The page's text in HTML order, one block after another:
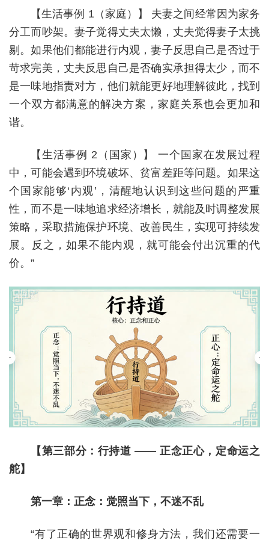
【生活事例 1（家庭）】 夫妻之间经常因为家务
分工而吵架。妻子觉得丈夫太懒，丈夫觉得妻子太挑
剔。如果他们都能进行内观，妻子反思自己是否过于
苛求完美，丈夫反思自己是否确实承担得太少，而不
是一味地指责对方，他们就能更好地理解彼此，找到
一个双方都满意的解决方案，家庭关系也会更加和
谐。
【生活事例 2（国家）】 一个国家在发展过程
中，可能会遇到环境破坏、贫富差距等问题。如果这
个国家能够‘内观’，清醒地认识到这些问题的严重
性，而不是一味地追求经济增长，就能及时调整发展
策略，采取措施保护环境、改善民生，实现可持续发
展。反之，如果不能内观，就可能会付出沉重的代
价。”
【第三部分：行持道 —— 正念正心，定命运之
舵】
第一章：正念：觉照当下，不迷不乱
“有了正确的世界观和修身方法，我们还需要一